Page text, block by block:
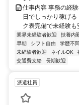
仕事内容 事務の経
日でしっかり稼げ
ク表完備で未経験も
業界未経験者歓迎 扶養内
早朝
シフト自由 学歴不問
未経験者歓迎
ネイルOK
交通費支給
長期歓迎
派遣社員